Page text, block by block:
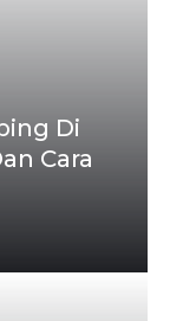
Di
Cara